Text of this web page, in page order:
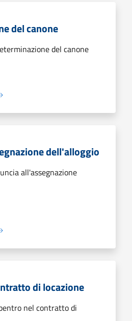
del canone
del canone
dell'alloggio
all'assegnazione
di locazione
nel contratto di